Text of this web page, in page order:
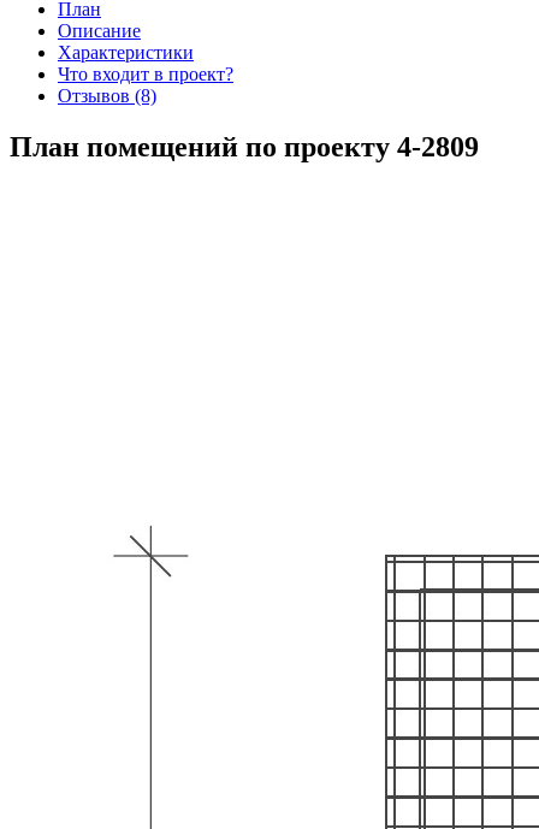
План
Описание
Характеристики
Что входит в проект?
Отзывов (8)
План помещений по проекту 4-2809